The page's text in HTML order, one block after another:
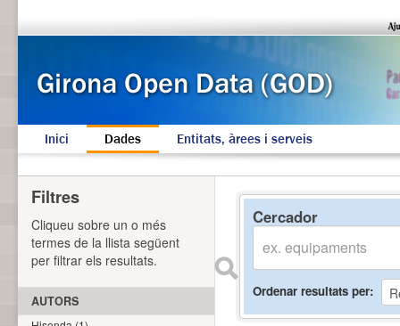
Inici Dades Entitats, àrees i serveis
Cercador
Ordenar resultats per
Filtres
Cliqueu sobre un o més
termes de la llista següent
per filtrar els resultats.
AUTORS